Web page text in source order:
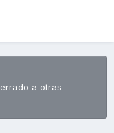
a otras